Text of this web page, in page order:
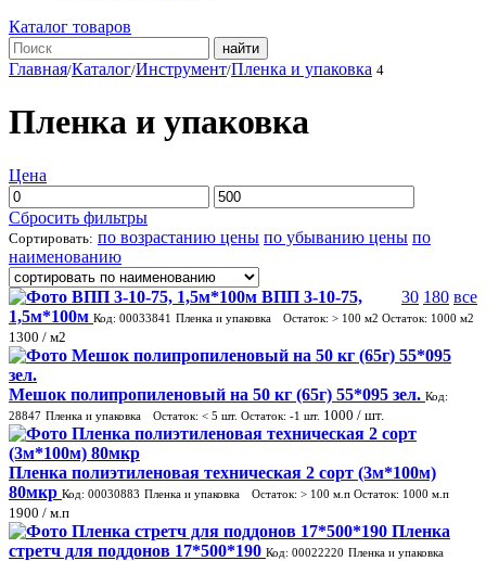
Каталог товаров
найти
Главная/Каталог/Инструмент/Пленка и упаковка 4
Пленка и упаковка
Цена
Сбросить фильтры
Сортировать: по возрастанию цены по убыванию цены по
наименованию
30 180 все
ВПП 3-10-75,
1,5м*100м Код: 00033841 Пленка и упаковка Остаток: > 100 м2 Остаток: 1000 м2
1300 / м2
Мешок полипропиленовый на 50 кг (65г) 55*095 зел. Код:
28847 Пленка и упаковка Остаток: < 5 шт. Остаток: -1 шт. 1000 / шт.
Пленка полиэтиленовая техническая 2 сорт (3м*100м)
80мкр Код: 00030883 Пленка и упаковка Остаток: > 100 м.п Остаток: 1000 м.п
1900 / м.п
Пленка
стретч для поддонов 17*500*190 Код: 00022220 Пленка и упаковка